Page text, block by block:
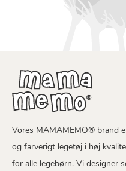
Vores MAMAMEMO® brand
og farverigt legetøj i høj
for alle legebørn. Vi designer